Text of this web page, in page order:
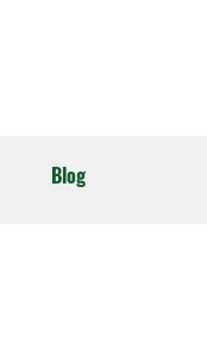
Blog